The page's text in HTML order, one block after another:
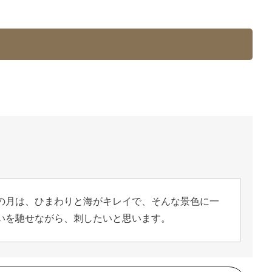
は、ひまわりと海がキレイで、そんな景色に一
馳せながら、刺したいと思います。